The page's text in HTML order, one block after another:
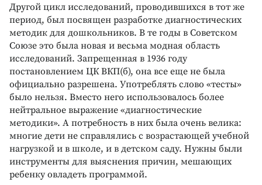
Другой цикл исследований, проводившихся в тот же
период, был посвящен разработке диагностических
методик для дошкольников. В те годы в Советском
Союзе это была новая и весьма модная область
исследований. Запрещенная в 1936 году
постановлением ЦК ВКП(б), она все еще не была
официально разрешена. Употреблять слово «тесты»
было нельзя. Вместо него использовалось более
нейтральное выражение «диагностические
методики». А потребность в них была очень велика:
многие дети не справлялись с возрастающей учебной
нагрузкой и в школе, и в детском саду. Нужны были
инструменты для выяснения причин, мешающих
ребенку овладеть программой.